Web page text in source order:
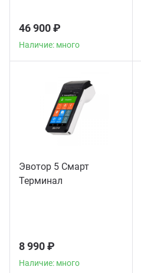
46 900 ₽
Наличие: много
Эвотор 5 Смарт
Терминал
8 990 ₽
Наличие: много